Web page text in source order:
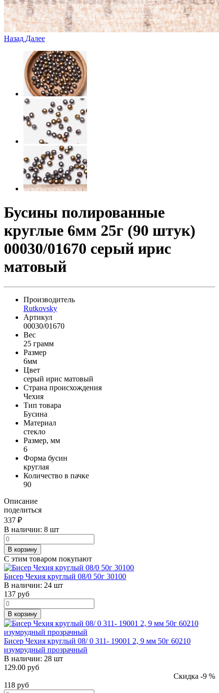
Назад Далее
Бусины полированные
круглые 6мм 25г (90 штук)
00030/01670 серый ирис
матовый
Производитель
Rutkovsky
Артикул
00030/01670
Вес
25 грамм
Размер
6мм
Цвет
серый ирис матовый
Страна происхождения
Чехия
Тип товара
Бусина
Материал
стекло
Размер, мм
6
Форма бусин
круглая
Количество в пачке
90
Описание
поделиться
337 ₽
В наличии: 8 шт
В корзину
С этим товаром покупают
Бисер Чехия круглый 08/0 50г 30100
В наличии: 24 шт
137 руб
В корзину
Бисер Чехия круглый 08/ 0 311- 19001 2, 9 мм 50г 60210
изумрудный прозрачный
В наличии: 28 шт
129.00 руб
Скидка -9 %
118 руб